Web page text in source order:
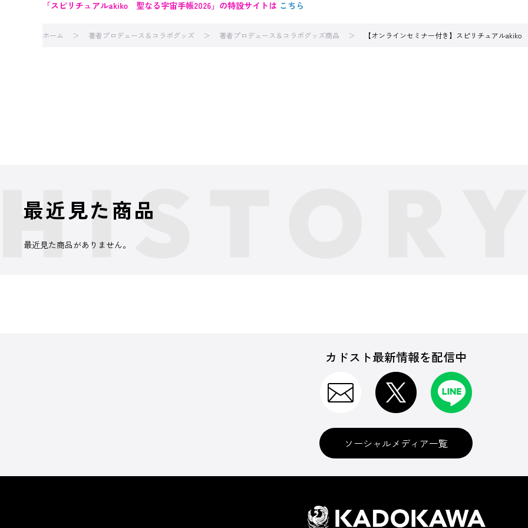
「スピリチュアルakiko 聖なる宇宙手帳2026」の特設サイトは こちら
ホーム 著者プロデュース＆コラボグッズ 著者プロデュース＆コラボグッズ商品 【オンラインセミナー付き】スピリチュアル
最近見た商品
最近見た商品がありません。
カドスト最新情報を配信中
ソーシャルメディア一覧